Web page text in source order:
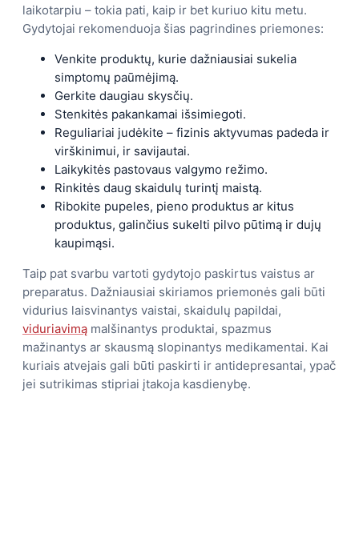
laikotarpiu – tokia pati, kaip ir bet kuriuo kitu metu.
Gydytojai rekomenduoja šias pagrindines priemones:
Venkite produktų, kurie dažniausiai sukelia
simptomų paūmėjimą.
Gerkite daugiau skysčių.
Stenkitės pakankamai išsimiegoti.
Reguliariai judėkite – fizinis aktyvumas padeda ir
virškinimui, ir savijautai.
Laikykitės pastovaus valgymo režimo.
Rinkitės daug skaidulų turintį maistą.
Ribokite pupeles, pieno produktus ar kitus
produktus, galinčius sukelti pilvo pūtimą ir dujų
kaupimąsi.
Taip pat svarbu vartoti gydytojo paskirtus vaistus ar
preparatus. Dažniausiai skiriamos priemonės gali būti
vidurius laisvinantys vaistai, skaidulų papildai,
viduriavimą malšinantys produktai, spazmus
mažinantys ar skausmą slopinantys medikamentai. Kai
kuriais atvejais gali būti paskirti ir antidepresantai, ypač
jei sutrikimas stipriai įtakoja kasdienybę.